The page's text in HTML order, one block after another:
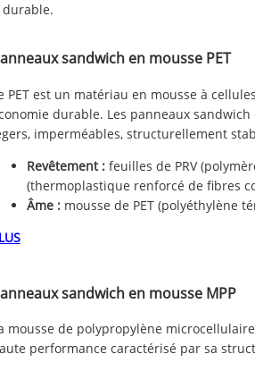
durable.
sandwich en mousse PET
PET est un matériau en mousse à
durable. Les panneaux
imperméables, structurellement
Revêtement :feuilles de PRV
(thermoplastique renforcé de fibres
Âme :mousse de PET (polyéthylène
sandwich en mousse MPP
mousse de polypropylène
performance caractérisé par sa